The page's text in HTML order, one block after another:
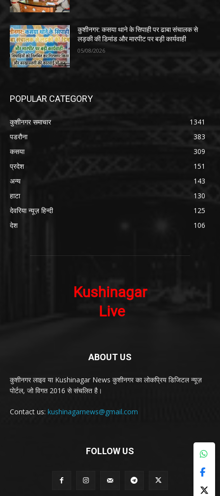
कुशीनगर: कसया थाने के सिपाही पर ढाबा संचालक से
लड़की की डिमांड और मारपीट पर बड़ी कार्यवाही
05/08/2026
POPULAR CATEGORY
कुशीनगर समाचार
1341
पडरौना
383
कसया
309
प्रदेश
151
अन्य
143
हाटा
130
देवरिया न्यूज़ हिन्दी
125
देश
106
ABOUT US
कुशीनगर लाइव या Kushinagar News कुशीनगर का लोकप्रिय डिजिटल न्यूज़
पोर्टल, जो विगत 2016 से संचलित है।
Contact us: kushinagarnews@gmail.com
FOLLOW US